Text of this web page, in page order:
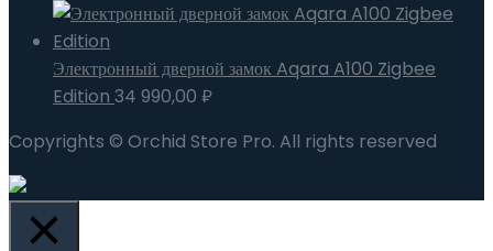
Электронный дверной замок Aqara A100 Zigbee
Edition 34 990,00 ₽
Copyrights © Orchid Store Pro. All rights reserved